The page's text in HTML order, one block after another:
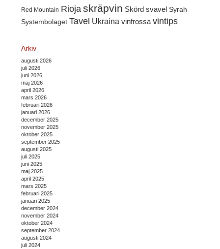
Red Mountain Rioja skräpvin Skörd svavel Syrah
Systembolaget Tavel Ukraina vinfrossa vintips
Arkiv
augusti 2026
juli 2026
juni 2026
maj 2026
april 2026
mars 2026
februari 2026
januari 2026
december 2025
november 2025
oktober 2025
september 2025
augusti 2025
juli 2025
juni 2025
maj 2025
april 2025
mars 2025
februari 2025
januari 2025
december 2024
november 2024
oktober 2024
september 2024
augusti 2024
juli 2024